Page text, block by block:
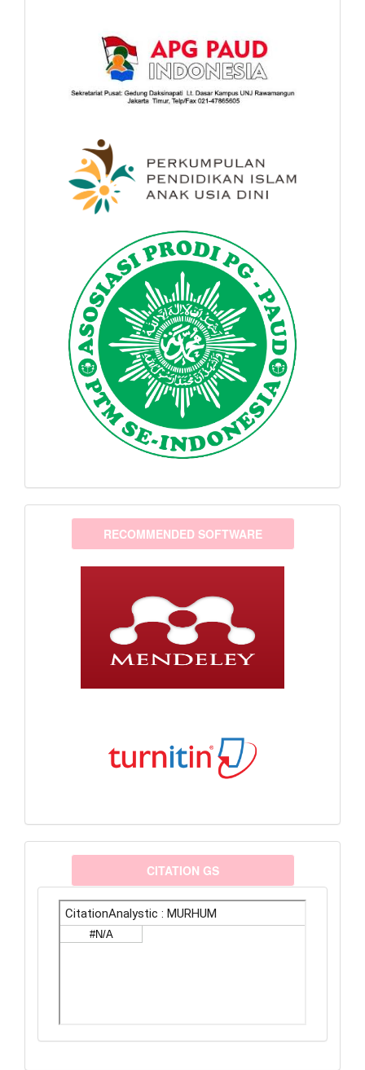
softwareRECOMMENDED SOFTWARE
citationanalystic
CITATION GS